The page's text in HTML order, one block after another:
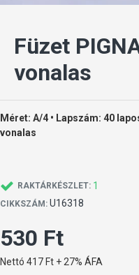
Füzet
vonalas
Méret: A/4 • Lapszám: 40
vonalas
RAKTÁRKÉSZLET: 1
CIKKSZÁM: U16318
530 Ft
Nettó 417 Ft + 27% ÁFA